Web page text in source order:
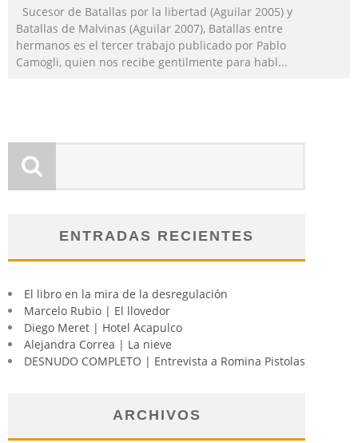
Sucesor de Batallas por la libertad (Aguilar 2005) y
Batallas de Malvinas (Aguilar 2007), Batallas entre
hermanos es el tercer trabajo publicado por Pablo
Camogli, quien nos recibe gentilmente para habl...
ENTRADAS RECIENTES
El libro en la mira de la desregulación
Marcelo Rubio | El llovedor
Diego Meret | Hotel Acapulco
Alejandra Correa | La nieve
DESNUDO COMPLETO | Entrevista a Romina Pistolas
ARCHIVOS